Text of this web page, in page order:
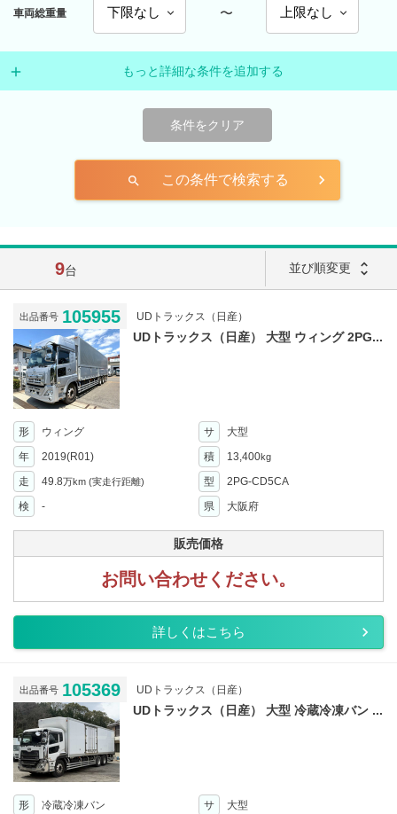
車両総重量 〜
もっと詳細な条件を追加する
条件をクリア
search この条件で検索する
9台 並び順変更 unfold_more
出品番号 105955 UDトラックス（日産）
UDトラックス（日産） 大型 ウィング 2PG...
形 ウィング サ
大型
年
2019(R01) 積 13,400kg
走 49.8万km (実走行距離) 型
2PG-CD5CA
検
- 県 大阪府
販売価格
お問い合わせください。
詳しくはこちら
出品番号 105369 UDトラックス（日産）
UDトラックス（日産） 大型 冷蔵冷凍バン ...
形 冷蔵冷凍バン サ
大型